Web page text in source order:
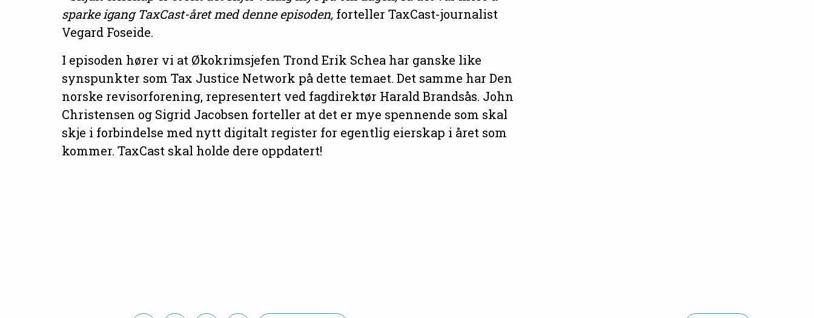
sparke igang TaxCast-året med denne episoden, forteller TaxCast-journalist
Vegard Foseide.
I episoden hører vi at Økokrimsjefen Trond Erik Schea har ganske like
synspunkter som Tax Justice Network på dette temaet. Det samme har Den
norske revisorforening, representert ved fagdirektør Harald Brandsås. John
Christensen og Sigrid Jacobsen forteller at det er mye spennende som skal
skje i forbindelse med nytt digitalt register for egentlig eierskap i året som
kommer. TaxCast skal holde dere oppdatert!